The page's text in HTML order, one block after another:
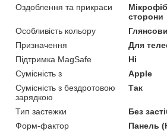
Оздоблення та прикраси
сторони
Особливість кольору
Призначення
Для
Підтримка MagSafe
Ні
Сумісність з
Apple
Сумісність з бездротовою
зарядкою
Так
Тип застежки
Без
Форм-фактор
Панель